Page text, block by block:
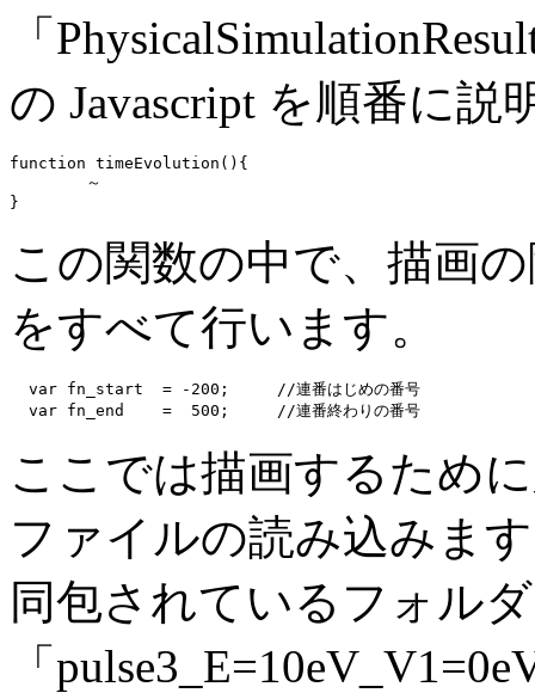
「
の Javascript を順番に説
function timeEvolution(){
この関数の中で、描画
をすべて行います。
  var fn_start  = -200;     //連番はじめの番号
ここでは描画するため
ファイルの読み込みま
同包されているフォルダ
「